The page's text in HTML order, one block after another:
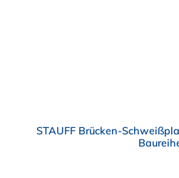
STAUFF Brücken-